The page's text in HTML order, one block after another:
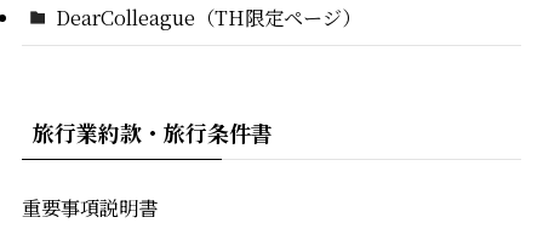
DearColleague（TH限定ページ）
旅行業約款・旅行条件書
重要事項説明書